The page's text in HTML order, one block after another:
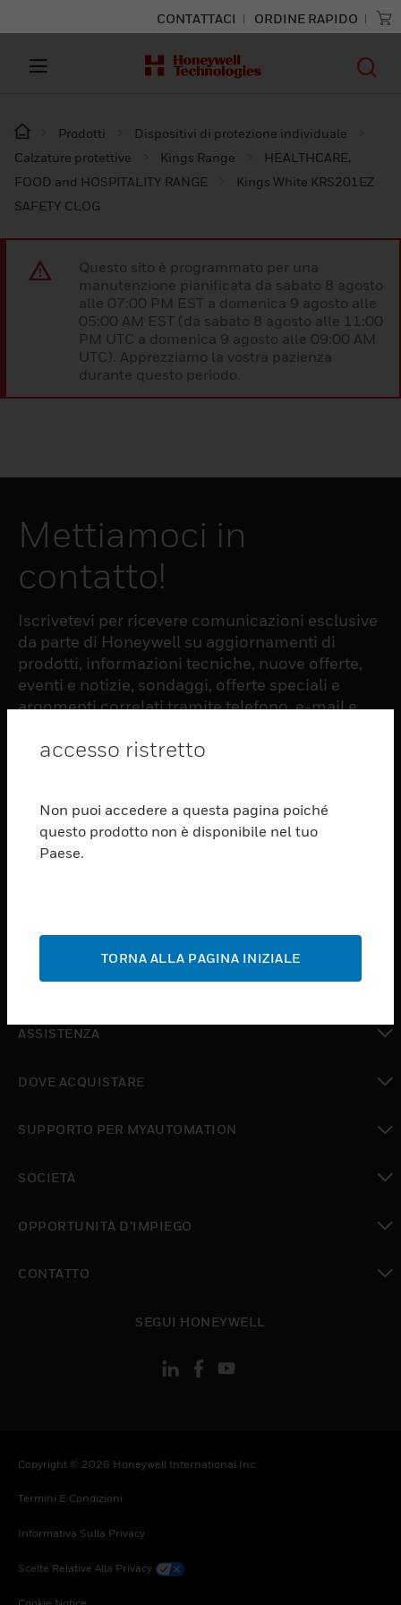
CONTATTACI ORDINE RAPIDO
Prodotti
Dispositivi di protezione individuale
Calzature protettive
Kings Range
HEALTHCARE,
FOOD and HOSPITALITY RANGE
Kings White KRS201EZ
SAFETY CLOG
Questo sito è programmato per una
manutenzione pianificata da sabato 8 agosto
alle 07:00 PM EST a domenica 9 agosto alle
05:00 AM EST (da sabato 8 agosto alle 11:00
PM UTC a domenica 9 agosto alle 09:00 AM
UTC). Apprezziamo la vostra pazienza
durante questo periodo.
Mettiamoci in
contatto!
Iscrivetevi per ricevere comunicazioni esclusive
da parte di Honeywell su aggiornamenti di
prodotti, informazioni tecniche, nuove offerte,
eventi e notizie, sondaggi, offerte speciali e
argomenti correlati tramite telefono, e-mail e
PRODUCTS
SERVIZI
SETTORI
ASSISTENZA
DOVE ACQUISTARE
SUPPORTO PER MYAUTOMATION
SOCIETÀ
OPPORTUNITÀ D’IMPIEGO
CONTATTO
SEGUI HONEYWELL
Copyright © 2026 Honeywell International Inc
Termini E Condizioni
Informativa Sulla Privacy
Scelte Relative Alla Privacy
accesso ristretto
Non puoi accedere a questa pagina poiché
questo prodotto non è disponibile nel tuo
Paese.
TORNA ALLA PAGINA INIZIALE